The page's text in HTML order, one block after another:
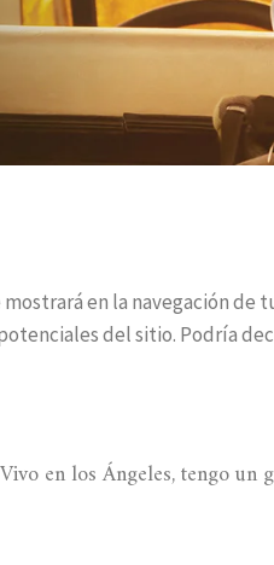
en la navegación de
del sitio. Podría
en los Ángeles, tengo un